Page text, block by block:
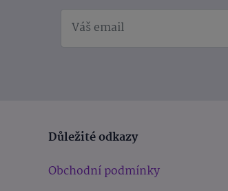
Důležité odkazy
Obchodní podmínky